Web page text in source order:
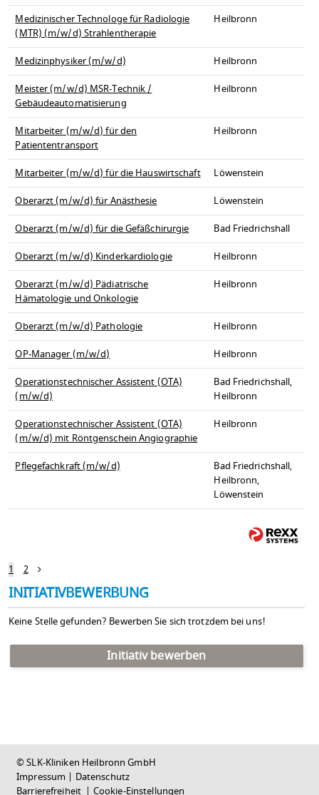
Medizinischer Technologe für Radiologie
(MTR) (m/w/d) Strahlentherapie
Heilbronn
Medizinphysiker (m/w/d)
Heilbronn
Meister (m/w/d) MSR-Technik /
Gebäudeautomatisierung
Heilbronn
Mitarbeiter (m/w/d) für den
Patiententransport
Heilbronn
Mitarbeiter (m/w/d) für die Hauswirtschaft
Löwenstein
Oberarzt (m/w/d) für Anästhesie
Löwenstein
Oberarzt (m/w/d) für die Gefäßchirurgie
Bad Friedrichshall
Oberarzt (m/w/d) Kinderkardiologie
Heilbronn
Oberarzt (m/w/d) Pädiatrische
Hämatologie und Onkologie
Heilbronn
Oberarzt (m/w/d) Pathologie
Heilbronn
OP-Manager (m/w/d)
Heilbronn
Operationstechnischer Assistent (OTA)
(m/w/d)
Bad Friedrichshall,
Heilbronn
Operationstechnischer Assistent (OTA)
(m/w/d) mit Röntgenschein Angiographie
Heilbronn
Pflegefachkraft (m/w/d)
Bad Friedrichshall,
Heilbronn,
Löwenstein
1 2
INITIATIVBEWERBUNG
Keine Stelle gefunden? Bewerben Sie sich trotzdem bei uns!
Initiativ bewerben
© SLK-Kliniken Heilbronn GmbH
Impressum | Datenschutz
Barrierefreiheit | Cookie-Einstellungen